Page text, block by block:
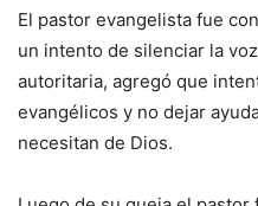
El pastor evangelista fue
un intento de silenciar la
autoritaria, agregó que
evangélicos y no dejar
necesitan de Dios.